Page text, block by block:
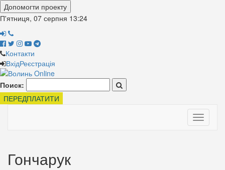
Допомогти проекту
П'ятниця, 07 серпня 13:24
Контакти
ВхідРеєстрація
Поиск:
ПЕРЕДПЛАТИТИ
Toggle
Гончарук